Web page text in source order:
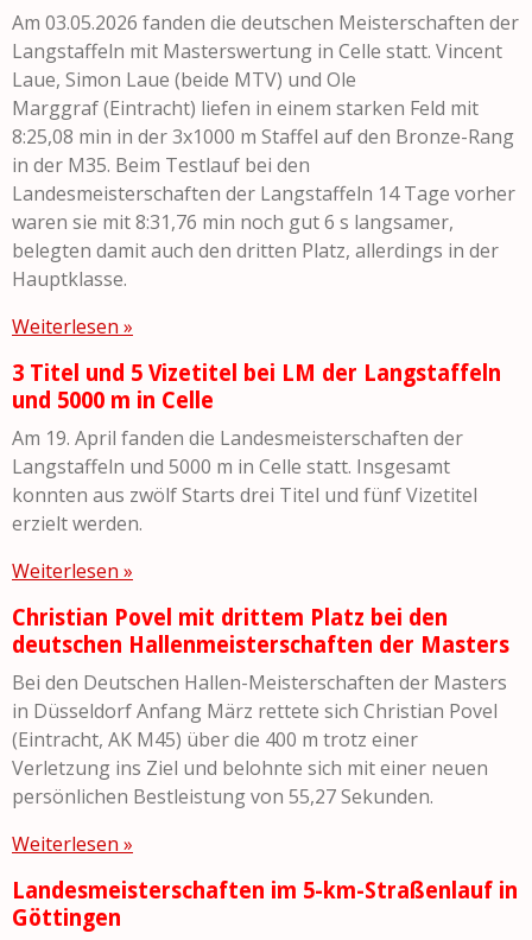
Am 03.05.2026 fanden die deutschen Meisterschaften der
Langstaffeln mit Masterswertung in Celle statt. Vincent
Laue, Simon Laue (beide MTV) und Ole
Marggraf (Eintracht) liefen in einem starken Feld mit
8:25,08 min in der 3x1000 m Staffel auf den Bronze-Rang
in der M35. Beim Testlauf bei den
Landesmeisterschaften der Langstaffeln 14 Tage vorher
waren sie mit 8:31,76 min noch gut 6 s langsamer,
belegten damit auch den dritten Platz, allerdings in der
Hauptklasse.
Weiterlesen »
3 Titel und 5 Vizetitel bei LM der Langstaffeln
und 5000 m in Celle
Am 19. April fanden die Landesmeisterschaften der
Langstaffeln und 5000 m in Celle statt. Insgesamt
konnten aus zwölf Starts drei Titel und fünf Vizetitel
erzielt werden.
Weiterlesen »
Christian Povel mit drittem Platz bei den
deutschen Hallenmeisterschaften der Masters
Bei den Deutschen Hallen-Meisterschaften der Masters
in Düsseldorf Anfang März rettete sich Christian Povel
(Eintracht, AK M45) über die 400 m trotz einer
Verletzung ins Ziel und belohnte sich mit einer neuen
persönlichen Bestleistung von 55,27 Sekunden.
Weiterlesen »
Landesmeisterschaften im 5-km-Straßenlauf in
Göttingen